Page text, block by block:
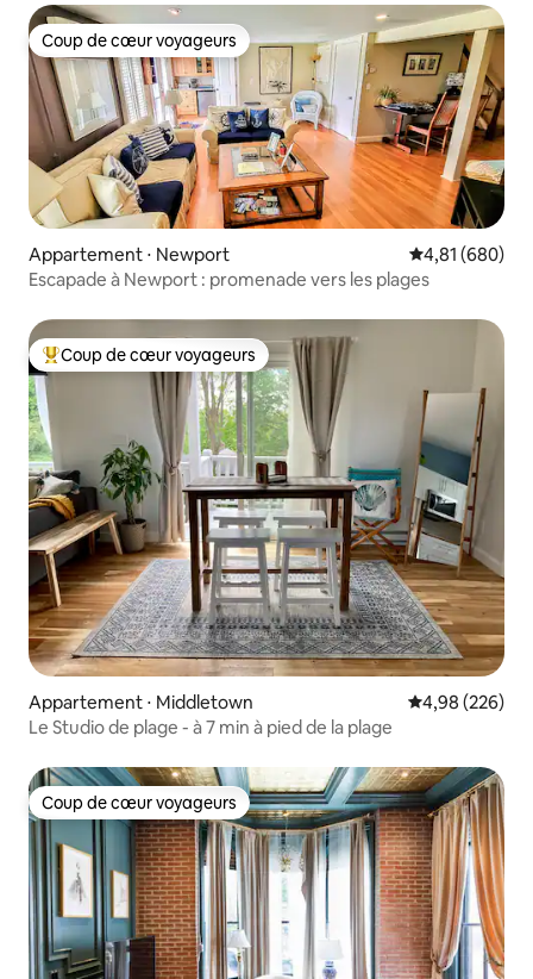
Coup de cœur voyageurs
Coup de cœur voyageurs
Appartement ⋅ Newport Évaluation
4,81 (680)
Escapade à Newport : promenade vers les plages
Coups de cœur voyageurs les plus appréciés
Coup de cœur voyageurs
Appartement ⋅ Middletown Évaluation
4,98 (226)
Le Studio de plage - à 7 min à pied de la plage
Coup de cœur voyageurs
Coup de cœur voyageurs